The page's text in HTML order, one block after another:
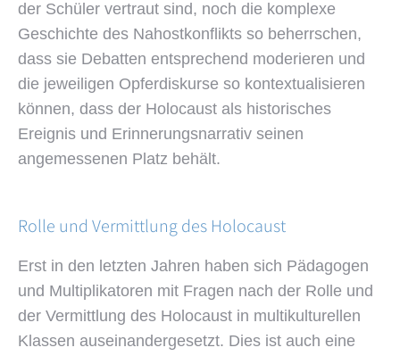
der Schüler vertraut sind, noch die komplexe
Geschichte des Nahostkonflikts so beherrschen,
dass sie Debatten entsprechend moderieren und
die jeweiligen Opferdiskurse so kontextualisieren
können, dass der Holocaust als historisches
Ereignis und Erinnerungsnarrativ seinen
angemessenen Platz behält.
Rolle und Vermittlung des Holocaust
Erst in den letzten Jahren haben sich Pädagogen
und Multiplikatoren mit Fragen nach der Rolle und
der Vermittlung des Holocaust in multikulturellen
Klassen auseinandergesetzt. Dies ist auch eine